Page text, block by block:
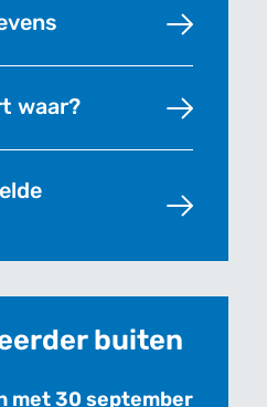
waar?
buiten
met 30 september